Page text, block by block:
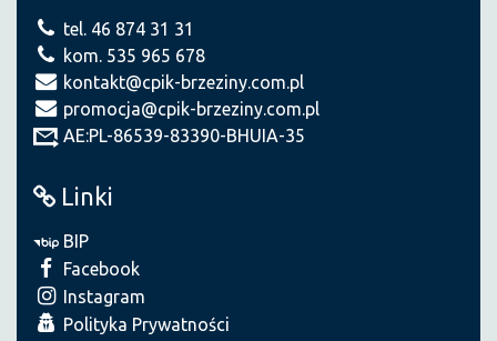
tel. 46 874 31 31
kom. 535 965 678
kontakt@cpik-brzeziny.com.pl
promocja@cpik-brzeziny.com.pl
AE:PL-86539-83390-BHUIA-35
Linki
BIP
Facebook
Instagram
Polityka Prywatności